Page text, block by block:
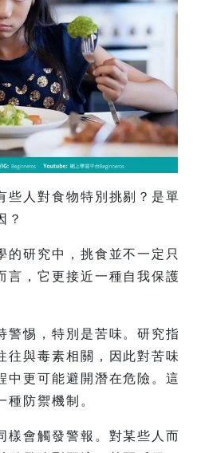
些人對食物特別挑剔？是單
？
的研究中，挑食並不一定只
言，它更接近一種自我保護
警惕，特別是苦味。研究指
往與毒素相關，因此對苦味
中更可能避開潛在危險。這
種防禦機制。
樣會觸發警報。對某些人而